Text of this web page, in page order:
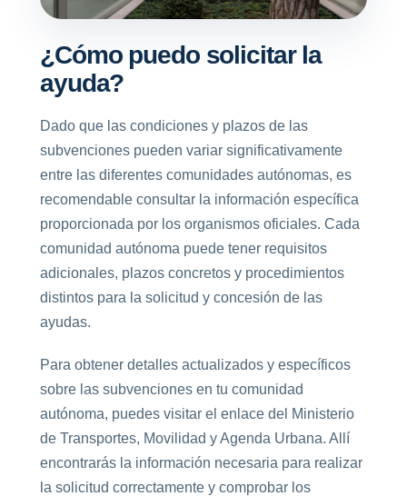
¿Cómo puedo solicitar la
ayuda?
Dado que las condiciones y plazos de las
subvenciones pueden variar significativamente
entre las diferentes comunidades autónomas, es
recomendable consultar la información específica
proporcionada por los organismos oficiales. Cada
comunidad autónoma puede tener requisitos
adicionales, plazos concretos y procedimientos
distintos para la solicitud y concesión de las
ayudas.
Para obtener detalles actualizados y específicos
sobre las subvenciones en tu comunidad
autónoma, puedes visitar el enlace del Ministerio
de Transportes, Movilidad y Agenda Urbana. Allí
encontrarás la información necesaria para realizar
la solicitud correctamente y comprobar los